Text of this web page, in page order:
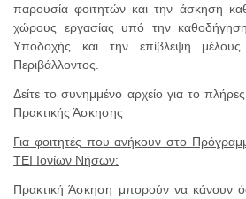
παρουσία φοιτητών και την άσκηση
χώρους εργασίας υπό την
Υποδοχής και την επίβλεψη
Περιβάλλοντος.
Δείτε το συνημμένο αρχείο για το
Πρακτικής Άσκησης
Για φοιτητές που ανήκουν στο
ΤΕΙ Ιονίων Νήσων:
Πρακτική Άσκηση μπορούν να κάνουν